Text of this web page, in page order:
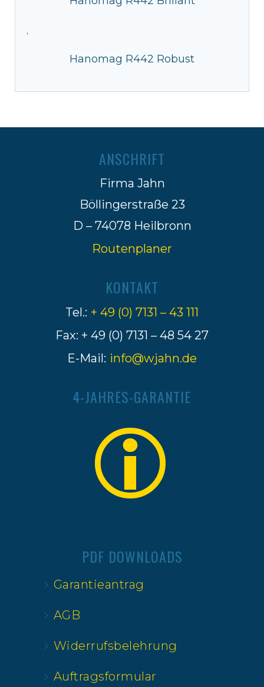
·
Hanomag R442 Robust
ANSCHRIFT
Firma Jahn
Böllingerstraße 23
D – 74078 Heilbronn
Routenplaner
KONTAKT
Tel.: + 49 (0) 7131 – 43 111
Fax: + 49 (0) 7131 – 48 54 27
E-Mail: info@wjahn.de
4-JAHRES-GARANTIE
PDF DOWNLOADS
Garantieantrag
AGB
Widerrufsbelehrung
Auftragsformular